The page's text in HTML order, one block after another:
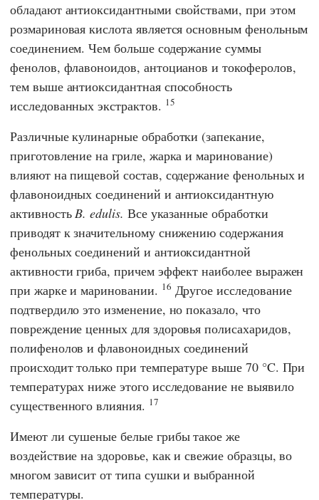
обладают антиоксидантными свойствами, при этом
розмариновая кислота является основным фенольным
соединением. Чем больше содержание суммы
фенолов, флавоноидов, антоцианов и токоферолов,
тем выше антиоксидантная способность
исследованных экстрактов. 15
Различные кулинарные обработки (запекание,
приготовление на гриле, жарка и маринование)
влияют на пищевой состав, содержание фенольных и
флавоноидных соединений и антиоксидантную
активностьB. edulis. Все указанные обработки
приводят к значительному снижению содержания
фенольных соединений и антиоксидантной
активности гриба, причем эффект наиболее выражен
при жарке и мариновании. 16 Другое исследование
подтвердило это изменение, но показало, что
повреждение ценных для здоровья полисахаридов,
полифенолов и флавоноидных соединений
происходит только при температуре выше 70 °C. При
температурах ниже этого исследование не выявило
существенного влияния. 17
Имеют ли сушеные белые грибы такое же
воздействие на здоровье, как и свежие образцы, во
многом зависит от типа сушки и выбранной
температуры.